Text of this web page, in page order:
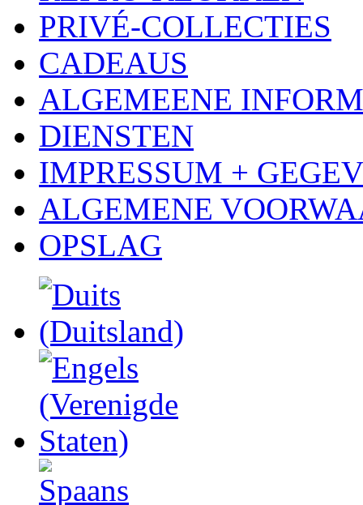
PRIVÉ-COLLECTIES
CADEAUS
ALGEMEENE
DIENSTEN
IMPRESSUM +
ALGEMENE
OPSLAG